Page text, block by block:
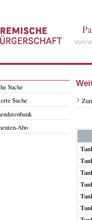
Vom
Suche
Suche
Abo